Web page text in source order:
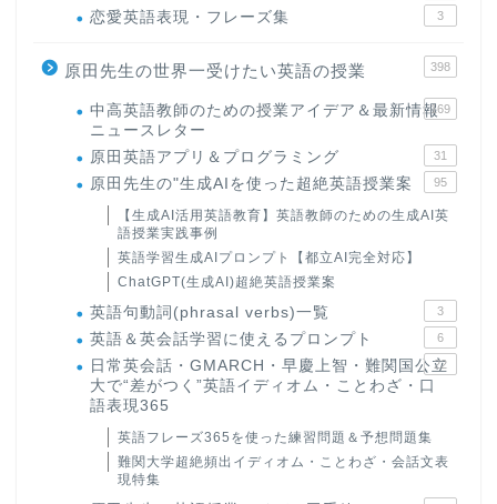
恋愛英語表現・フレーズ集 3
原田先生の世界一受けたい英語の授業 398
中高英語教師のための授業アイデア＆最新情報
ニュースレター
169
原田英語アプリ＆プログラミング 31
原田先生の"生成AIを使った超絶英語授業案 95
【生成AI活用英語教育】英語教師のための生成AI英
語授業実践事例
英語学習生成AIプロンプト【都立AI完全対応】
ChatGPT(生成AI)超絶英語授業案
英語句動詞(phrasal verbs)一覧 3
英語＆英会話学習に使えるプロンプト 6
日常英会話・GMARCH・早慶上智・難関国公立
大で“差がつく”英語イディオム・ことわざ・口
語表現365
22
英語フレーズ365を使った練習問題＆予想問題集
難関大学超絶頻出イディオム・ことわざ・会話文表
現特集